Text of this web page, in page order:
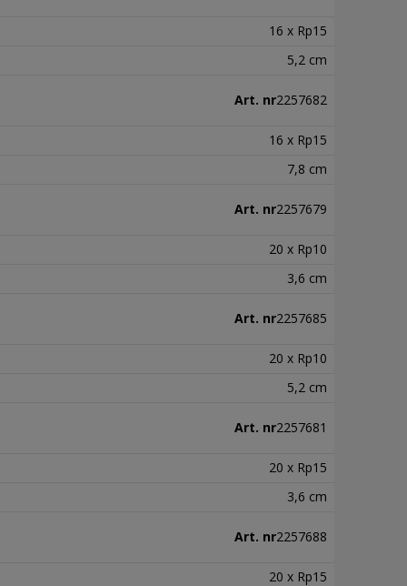
16 x Rp15
5,2 cm
Art. nr2257682
16 x Rp15
7,8 cm
Art. nr2257679
20 x Rp10
3,6 cm
Art. nr2257685
20 x Rp10
5,2 cm
Art. nr2257681
20 x Rp15
3,6 cm
Art. nr2257688
20 x Rp15